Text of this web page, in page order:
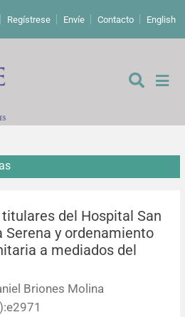
Regístrese Envíe Contacto English
del Hospital San
Serena y ordenamiento
a mediados del
Briones Molina